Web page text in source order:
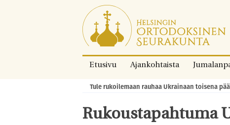
Siirry
suoraan
sisältöön.
Etusivu Ajankohtaista
Murupolku:
Tule rukoilemaan rauhaa Ukrainaan toisena
Rukoustapahtuma